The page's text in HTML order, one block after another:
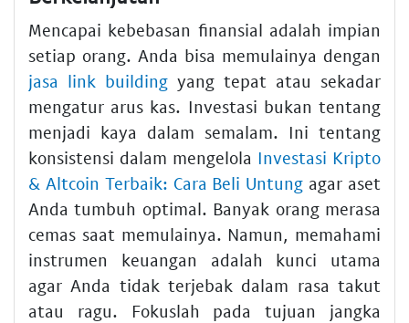
Mencapai kebebasan finansial adalah impian
setiap orang. Anda bisa memulainya dengan
jasa link building yang tepat atau sekadar
mengatur arus kas. Investasi bukan tentang
menjadi kaya dalam semalam. Ini tentang
konsistensi dalam mengelola Investasi Kripto
& Altcoin Terbaik: Cara Beli Untung agar aset
Anda tumbuh optimal. Banyak orang merasa
cemas saat memulainya. Namun, memahami
instrumen keuangan adalah kunci utama
agar Anda tidak terjebak dalam rasa takut
atau ragu. Fokuslah pada tujuan jangka